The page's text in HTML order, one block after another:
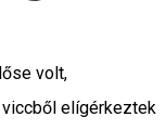
volt,
elígérkeztek